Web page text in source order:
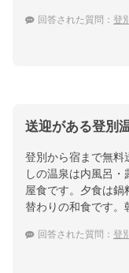
回答された質問： 登別
送迎がある登別
登別から宿まで無料
しの温泉は内風呂
屋食です。夕食は鍋
替わりの和食です。
回答された質問： 登別